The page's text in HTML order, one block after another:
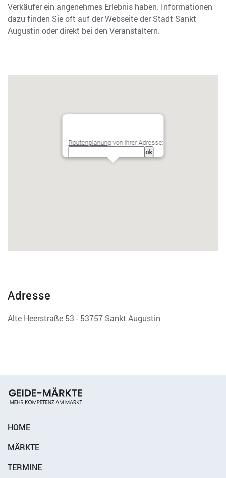
Verkäufer ein angenehmes Erlebnis haben. Informationen
dazu finden Sie oft auf der Webseite der Stadt Sankt
Augustin oder direkt bei den Veranstaltern.
Routenplanung von Ihrer Adresse:
Adresse
Alte Heerstraße 53 - 53757 Sankt Augustin
HOME
MÄRKTE
TERMINE